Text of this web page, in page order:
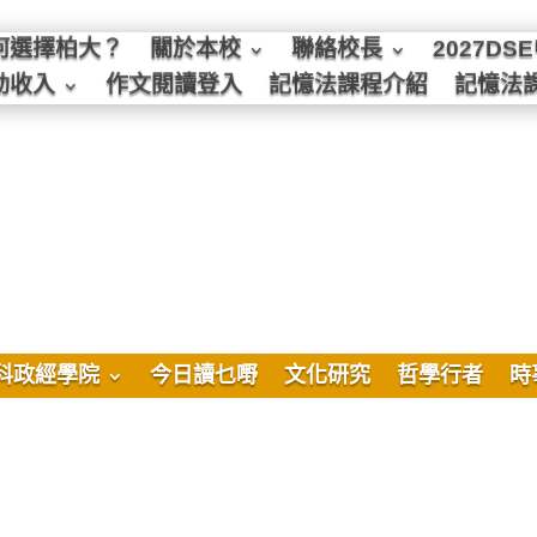
選擇柏大？ 關於本校 聯絡校長
收入
作文閱讀登入 記憶法課程介紹 記憶法
政經學院 今日讀乜嘢 文化研究 哲學行者